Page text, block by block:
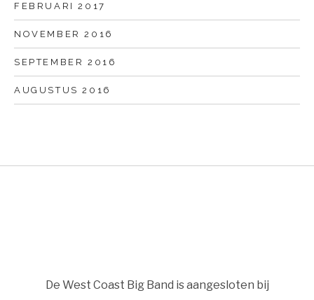
FEBRUARI 2017
NOVEMBER 2016
SEPTEMBER 2016
AUGUSTUS 2016
De West Coast Big Band is aangesloten bij